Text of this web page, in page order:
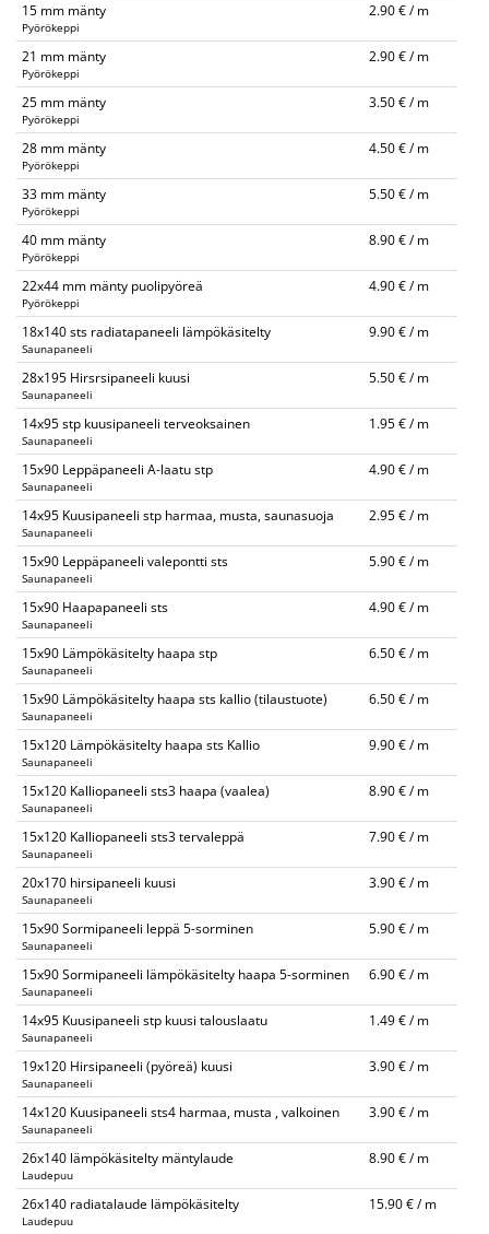
15 mm mänty
Pyörökeppi
2.90 € / m
21 mm mänty
Pyörökeppi
2.90 € / m
25 mm mänty
Pyörökeppi
3.50 € / m
28 mm mänty
Pyörökeppi
4.50 € / m
33 mm mänty
Pyörökeppi
5.50 € / m
40 mm mänty
Pyörökeppi
8.90 € / m
22x44 mm mänty puolipyöreä
Pyörökeppi
4.90 € / m
18x140 sts radiatapaneeli lämpökäsitelty
Saunapaneeli
9.90 € / m
28x195 Hirsrsipaneeli kuusi
Saunapaneeli
5.50 € / m
14x95 stp kuusipaneeli terveoksainen
Saunapaneeli
1.95 € / m
15x90 Leppäpaneeli A-laatu stp
Saunapaneeli
4.90 € / m
14x95 Kuusipaneeli stp harmaa, musta, saunasuoja
Saunapaneeli
2.95 € / m
15x90 Leppäpaneeli valepontti sts
Saunapaneeli
5.90 € / m
15x90 Haapapaneeli sts
Saunapaneeli
4.90 € / m
15x90 Lämpökäsitelty haapa stp
Saunapaneeli
6.50 € / m
15x90 Lämpökäsitelty haapa sts kallio (tilaustuote)
Saunapaneeli
6.50 € / m
15x120 Lämpökäsitelty haapa sts Kallio
Saunapaneeli
9.90 € / m
15x120 Kalliopaneeli sts3 haapa (vaalea)
Saunapaneeli
8.90 € / m
15x120 Kalliopaneeli sts3 tervaleppä
Saunapaneeli
7.90 € / m
20x170 hirsipaneeli kuusi
Saunapaneeli
3.90 € / m
15x90 Sormipaneeli leppä 5-sorminen
Saunapaneeli
5.90 € / m
15x90 Sormipaneeli lämpökäsitelty haapa 5-sorminen
Saunapaneeli
6.90 € / m
14x95 Kuusipaneeli stp kuusi talouslaatu
Saunapaneeli
1.49 € / m
19x120 Hirsipaneeli (pyöreä) kuusi
Saunapaneeli
3.90 € / m
14x120 Kuusipaneeli sts4 harmaa, musta , valkoinen
Saunapaneeli
3.90 € / m
26x140 lämpökäsitelty mäntylaude
Laudepuu
8.90 € / m
26x140 radiatalaude lämpökäsitelty
Laudepuu
15.90 € / m